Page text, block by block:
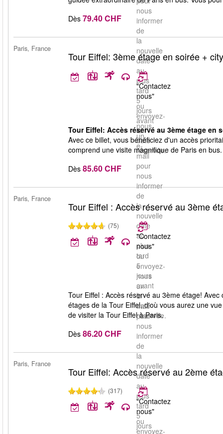
nous
informer
de
la
nouvelle
date
au
plus
tard
5
jours
avant
la
date
réservée.
Dès 79.40 CHF
Paris, France
Tour Eiffel: 3ème étage en soirée +
"Contactez
nous"
ou
envoyez-
nous
un
e-
mail
pour
nous
informer
de
la
nouvelle
date
au
plus
tard
5
jours
avant
la
date
réservée.
Tour Eiffel: Accès réservé au 3ème étage en
Avec ce billet, vous bénéficiez d'un accès
comprend une visite magnifique de Paris en
Dès 85.60 CHF
Paris, France
Tour Eiffel : Accès réservé au 3ème
(75)
"Contactez
nous"
ou
envoyez-
nous
un
e-
mail
pour
nous
informer
de
la
nouvelle
date
au
plus
tard
5
jours
Tour Eiffel : Accès réservé au 3ème étage!
étages de la Tour Eiffel, d'où vous aurez une
de visiter la Tour Eiffel à Paris.
Dès 86.20 CHF
Paris, France
Tour Eiffel: Accès réservé au 2ème
(317)
"Contactez
nous"
ou
envoyez-